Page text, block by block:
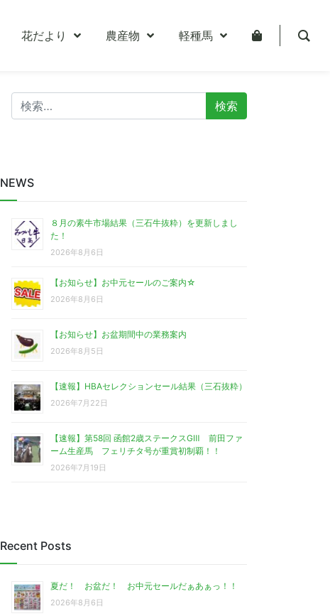
花だより 農産物 軽種馬
検
索:
NEWS
８月の素牛市場結果（三石牛抜粋）を更新しまし
た！
2026年8月6日
【お知らせ】お中元セールのご案内☆
2026年8月6日
【お知らせ】お盆期間中の業務案内
2026年8月5日
【速報】HBAセレクションセール結果（三石抜粋）
2026年7月22日
【速報】第58回 函館2歳ステークスGⅢ 前田ファ
ーム生産馬 フェリチタ号が重賞初制覇！！
2026年7月19日
Recent Posts
夏だ！ お盆だ！ お中元セールだぁあぁっ！！
2026年8月6日